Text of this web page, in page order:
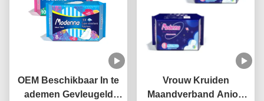
OEM Beschikbaar In te
ademen Gevleugeld
Vrouw Kruiden
Maandverband Anion